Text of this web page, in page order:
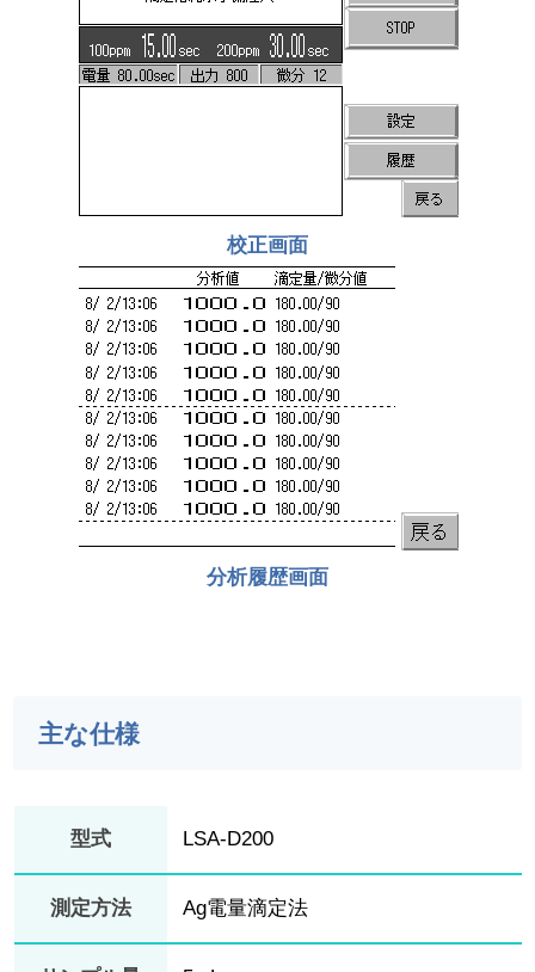
校正画面
分析履歴画面
主な仕様
型式 LSA-D200
測定方法 Ag電量滴定法